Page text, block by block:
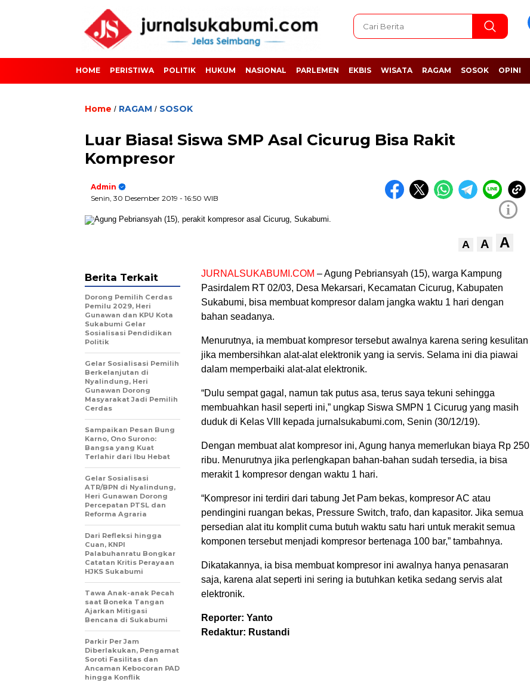
HOME PERISTIWA POLITIK HUKUM NASIONAL PARLEMEN EKBIS WISATA RAGAM SOSOK OPINI
Home / RAGAM / SOSOK
Luar Biasa! Siswa SMP Asal Cicurug Bisa Rakit
Kompresor
Admin
Senin, 30 Desember 2019 - 16:50 WIB
i
A A A
JURNALSUKABUMI.COM – Agung Pebriansyah (15), warga Kampung
Pasirdalem RT 02/03, Desa Mekarsari, Kecamatan Cicurug, Kabupaten
Sukabumi, bisa membuat kompresor dalam jangka waktu 1 hari dengan
bahan seadanya.
Menurutnya, ia membuat kompresor tersebut awalnya karena sering kesulitan
jika membersihkan alat-alat elektronik yang ia servis. Selama ini dia piawai
dalam memperbaiki alat-alat elektronik.
“Dulu sempat gagal, namun tak putus asa, terus saya tekuni sehingga
membuahkan hasil seperti ini,” ungkap Siswa SMPN 1 Cicurug yang masih
duduk di Kelas VIII kepada jurnalsukabumi.com, Senin (30/12/19).
Dengan membuat alat kompresor ini, Agung hanya memerlukan biaya Rp 250
ribu. Menurutnya jika perlengkapan bahan-bahan sudah tersedia, ia bisa
merakit 1 kompresor dengan waktu 1 hari.
“Kompresor ini terdiri dari tabung Jet Pam bekas, kompresor AC atau
pendingini ruangan bekas, Pressure Switch, trafo, dan kapasitor. Jika semua
persedian alat itu komplit cuma butuh waktu satu hari untuk merakit semua
komponen tersebut menjadi kompresor bertenaga 100 bar,” tambahnya.
Dikatakannya, ia bisa membuat kompresor ini awalnya hanya penasaran
saja, karena alat seperti ini sering ia butuhkan ketika sedang servis alat
elektronik.
Reporter: Yanto
Redaktur: Rustandi
Berita Terkait
Dorong Pemilih Cerdas
Pemilu 2029, Heri
Gunawan dan KPU Kota
Sukabumi Gelar
Sosialisasi Pendidikan
Politik
Gelar Sosialisasi Pemilih
Berkelanjutan di
Nyalindung, Heri
Gunawan Dorong
Masyarakat Jadi Pemilih
Cerdas
Sampaikan Pesan Bung
Karno, Ono Surono:
Bangsa yang Kuat
Terlahir dari Ibu Hebat
Gelar Sosialisasi
ATR/BPN di Nyalindung,
Heri Gunawan Dorong
Percepatan PTSL dan
Reforma Agraria
Dari Refleksi hingga
Cuan, KNPI
Palabuhanratu Bongkar
Catatan Kritis Perayaan
HJKS Sukabumi
Tawa Anak-anak Pecah
saat Boneka Tangan
Ajarkan Mitigasi
Bencana di Sukabumi
Parkir Per Jam
Diberlakukan, Pengamat
Soroti Fasilitas dan
Ancaman Kebocoran PAD
hingga Konflik